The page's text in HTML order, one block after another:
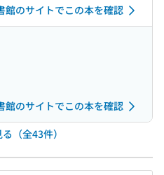
館のサイトでこの本を確認
館のサイトでこの本を確認
（全43件）